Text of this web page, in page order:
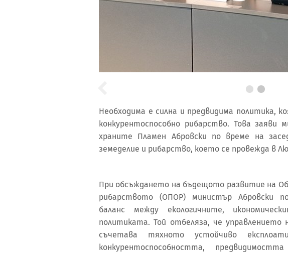
Необходима е силна и предвидима политика,
конкурентоспособно рибарство. Това
храните Пламен Абровски по време на
земеделие и рибарство, което се провежда в
При обсъждането на бъдещото развитие на
рибарството (ОПОР) министър Абровски
баланс между екологичните,
политиката. Той отбеляза, че управлението
съчетава тяхното устойчиво
конкурентоспособността,